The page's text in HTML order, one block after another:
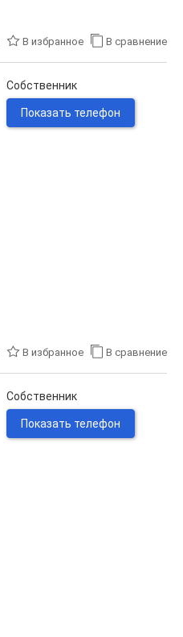
В избранное В сравнение
Собственник
Показать телефон
В избранное В сравнение
Собственник
Показать телефон